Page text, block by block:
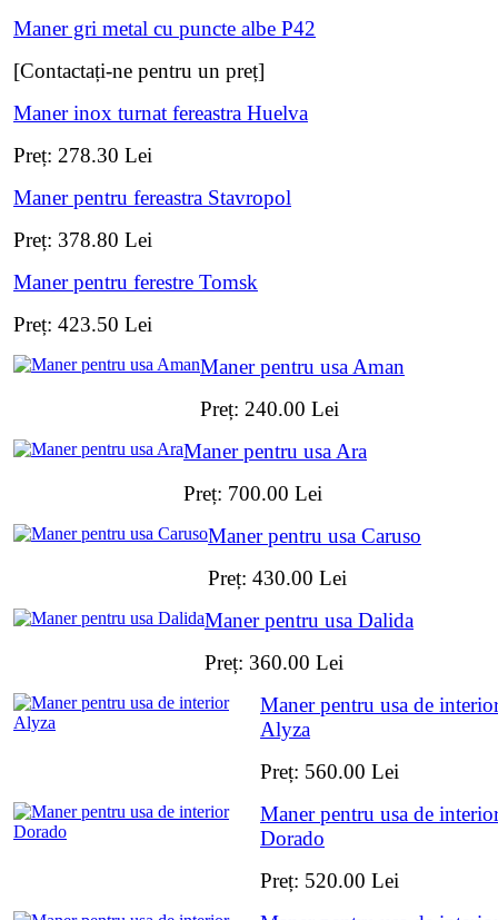
Maner gri metal cu puncte albe P42
[Contactați-ne pentru un preț]
Maner inox turnat fereastra Huelva
Preț: 278.30 Lei
Maner pentru fereastra Stavropol
Preț: 378.80 Lei
Maner pentru ferestre Tomsk
Preț: 423.50 Lei
Maner pentru usa Aman
Preț: 240.00 Lei
Maner pentru usa Ara
Preț: 700.00 Lei
Maner pentru usa Caruso
Preț: 430.00 Lei
Maner pentru usa Dalida
Preț: 360.00 Lei
Maner pentru usa de
Alyza
Preț: 560.00 Lei
Maner pentru usa de
Dorado
Preț: 520.00 Lei